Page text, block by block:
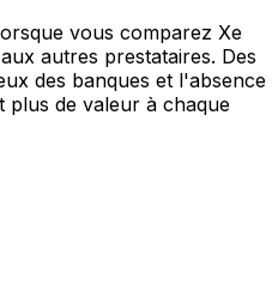
vous comparez Xe
autres prestataires. Des
des banques et l'absence
plus de valeur à chaque